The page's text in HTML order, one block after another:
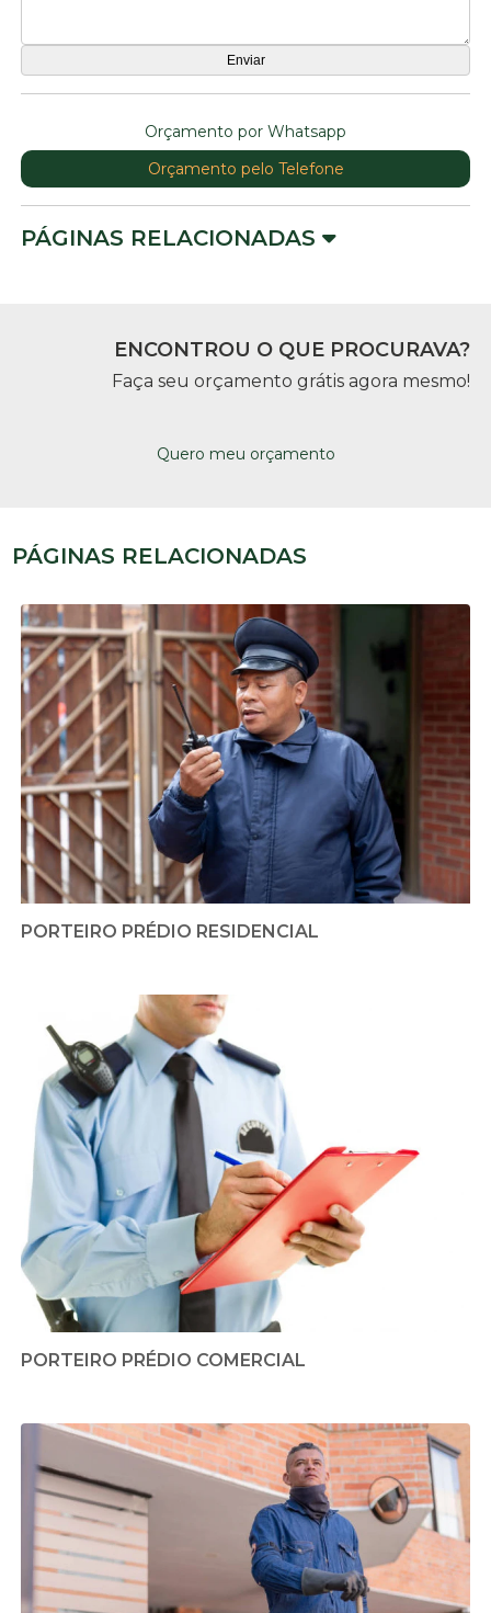
Orçamento por Whatsapp
Orçamento pelo Telefone
PÁGINAS RELACIONADAS
ENCONTROU O QUE PROCURAVA?
Faça seu orçamento grátis agora mesmo!
Quero meu orçamento
PÁGINAS RELACIONADAS
PORTEIRO PRÉDIO RESIDENCIAL
PORTEIRO PRÉDIO COMERCIAL